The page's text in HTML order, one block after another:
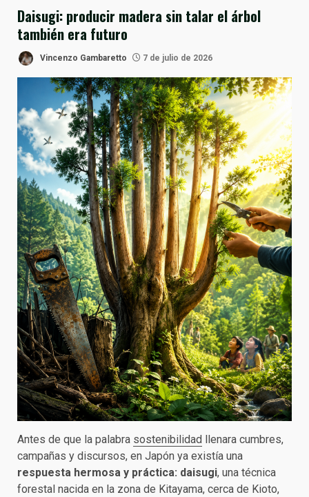
Daisugi: producir madera sin talar el árbol
también era futuro
Vincenzo Gambaretto 7 de julio de 2026
Antes de que la palabra sostenibilidad llenara cumbres,
campañas y discursos, en Japón ya existía una
respuesta hermosa y práctica: daisugi, una técnica
forestal nacida en la zona de Kitayama, cerca de Kioto,